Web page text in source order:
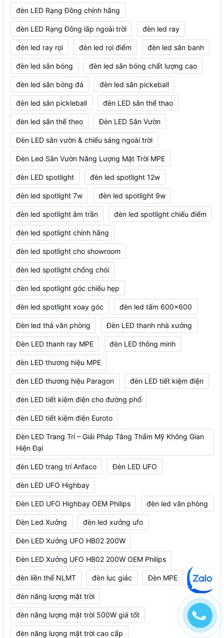
đèn LED Rạng Đông chính hãng
đèn LED Rạng Đông lắp ngoài trời đèn led ray
đèn led ray rọi đèn led rọi điểm đèn led sân banh
đèn led sân bóng đèn led sân bóng chất lượng cao
đèn led sân bóng đá đèn led sân pickeball
đèn led sân pickleball đèn LED sân thể thao
đèn led sân thể theo Đèn LED Sân Vườn
Đèn LED sân vườn & chiếu sáng ngoài trời
Đèn Led Sân Vườn Năng Lượng Mặt Trời MPE
đèn LED spotlight đèn led spotlight 12w
đèn led spotlight 7w đèn led spotlight 9w
đèn led spotlight âm trần đèn led spotlight chiếu điểm
đèn led spotlight chính hãng
đèn led spotlight cho showroom
đèn led spotlight chống chói
đèn led spotlight góc chiếu hẹp
đèn led spotlight xoay góc đèn led tấm 600x600
Đèn led thả văn phòng Đèn LED thanh nhà xưởng
Đèn LED thanh ray MPE đèn LED thông minh
đèn LED thương hiệu MPE
đèn LED thương hiệu Paragon đèn LED tiết kiệm điện
đèn LED tiết kiệm điện cho đường phố
đèn LED tiết kiệm điện Euroto
Đèn LED Trang Trí – Giải Pháp Tăng Thẩm Mỹ Không Gian
Hiện Đại
đèn LED trang trí Anfaco Đèn LED UFO
đèn LED UFO Highbay
Đèn LED UFO Highbay OEM Philips đèn led văn phòng
Đèn Led Xưởng đèn led xưởng ufo
Đèn LED Xưởng UFO HB02 200W
Đèn LED Xưởng UFO HB02 200W OEM Philips
đèn liền thể NLMT đèn lục giác Đèn MPE
đèn năng lượng mặt trời
đèn năng lượng mặt trời 500W giá tốt
đèn năng lượng mặt trời cao cấp